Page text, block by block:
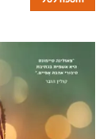
₪98.00.